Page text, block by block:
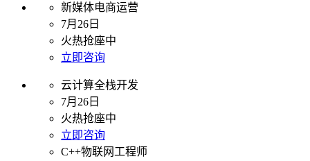
新媒体电商运营
7月26日
火热抢座中
立即咨询
云计算全栈开发
7月26日
火热抢座中
立即咨询
C++物联网工程师